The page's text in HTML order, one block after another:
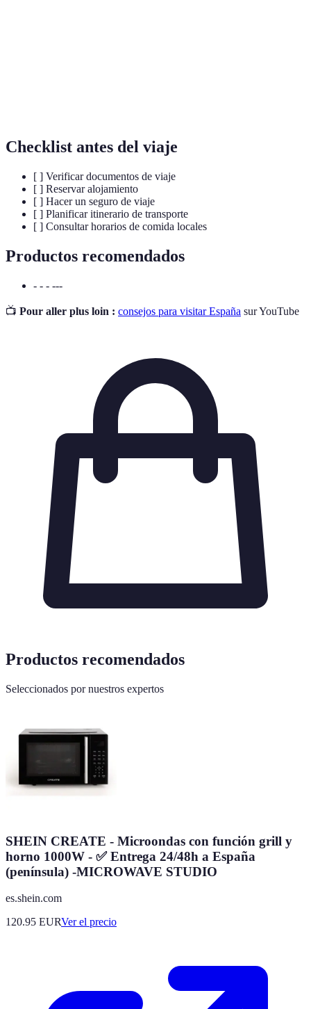
Checklist antes del viaje
[ ] Verificar documentos de viaje
[ ] Reservar alojamiento
[ ] Hacer un seguro de viaje
[ ] Planificar itinerario de transporte
[ ] Consultar horarios de comida locales
Productos recomendados
- - - ---
📺 Pour aller plus loin : consejos para visitar España sur YouTube
Productos recomendados
Seleccionados por nuestros expertos
SHEIN CREATE - Microondas con función grill y
horno 1000W - ✅ Entrega 24/48h a España
(península) -MICROWAVE STUDIO
es.shein.com
120.95 EURVer el precio